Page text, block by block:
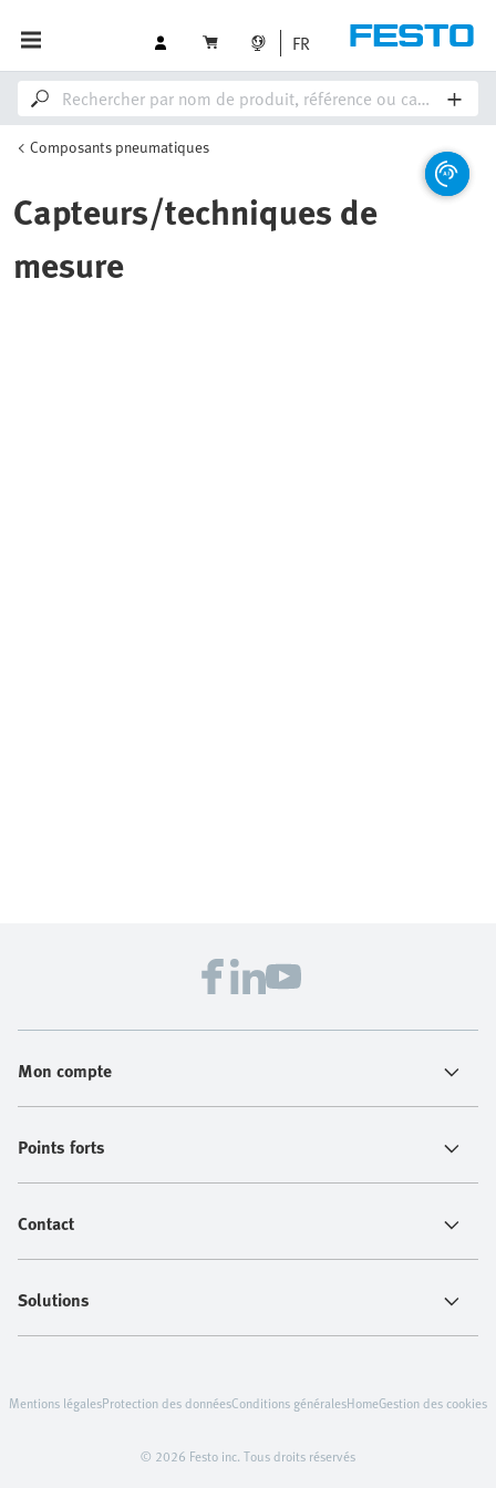
FR
Composants pneumatiques
Capteurs/techniques de
mesure
Mon compte
Points forts
Contact
Solutions
© 2026 Festo inc. Tous droits réservés
Mentions légalesProtection des donnéesConditions généralesHomeGestion des cookies